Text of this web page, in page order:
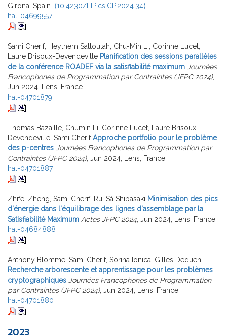
Girona, Spain. ⟨10.4230/LIPIcs.CP.2024.34⟩
hal-04699557
Sami Cherif, Heythem Sattoutah, Chu-Min Li, Corinne Lucet,
Laure Brisoux-Devendeville Planification des sessions parallèles
de la conférence ROADEF via la satisfiabilité maximum Journées
Francophones de Programmation par Contraintes (JFPC 2024),
Jun 2024, Lens, France
hal-04701879
Thomas Bazaille, Chumin Li, Corinne Lucet, Laure Brisoux
Devendeville, Sami Cherif Approche portfolio pour le problème
des p-centres Journées Francophones de Programmation par
Contraintes (JFPC 2024), Jun 2024, Lens, France
hal-04701887
Zhifei Zheng, Sami Cherif, Rui Sá Shibasaki Minimisation des pics
d'énergie dans l'équilibrage des lignes d'assemblage par la
Satisfiabilité Maximum Actes JFPC 2024 , Jun 2024, Lens, France
hal-04684888
Anthony Blomme, Sami Cherif, Sorina Ionica, Gilles Dequen
Recherche arborescente et apprentissage pour les problèmes
cryptographiques Journées Francophones de Programmation
par Contraintes (JFPC 2024), Jun 2024, Lens, France
hal-04701880
2023